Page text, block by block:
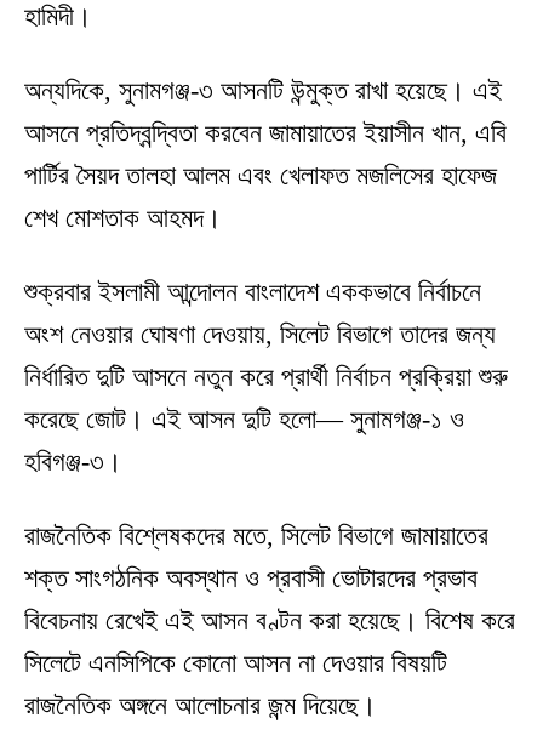
হামিদী।
অন্যদিকে, সুনামগঞ্জ-৩ আসনটি উন্মুক্ত রাখা হয়েছে। এই
আসনে প্রতিদ্বন্দ্বিতা করবেন জামায়াতের ইয়াসীন খান, এবি
পার্টির সৈয়দ তালহা আলম এবং খেলাফত মজলিসের হাফেজ
শেখ মোশতাক আহমদ।
শুক্রবার ইসলামী আন্দোলন বাংলাদেশ এককভাবে নির্বাচনে
অংশ নেওয়ার ঘোষণা দেওয়ায়, সিলেট বিভাগে তাদের জন্য
নির্ধারিত দুটি আসনে নতুন করে প্রার্থী নির্বাচন প্রক্রিয়া শুরু
করেছে জোট। এই আসন দুটি হলো— সুনামগঞ্জ-১ ও
হবিগঞ্জ-৩।
রাজনৈতিক বিশ্লেষকদের মতে, সিলেট বিভাগে জামায়াতের
শক্ত সাংগঠনিক অবস্থান ও প্রবাসী ভোটারদের প্রভাব
বিবেচনায় রেখেই এই আসন বণ্টন করা হয়েছে। বিশেষ করে
সিলেটে এনসিপিকে কোনো আসন না দেওয়ার বিষয়টি
রাজনৈতিক অঙ্গনে আলোচনার জন্ম দিয়েছে।